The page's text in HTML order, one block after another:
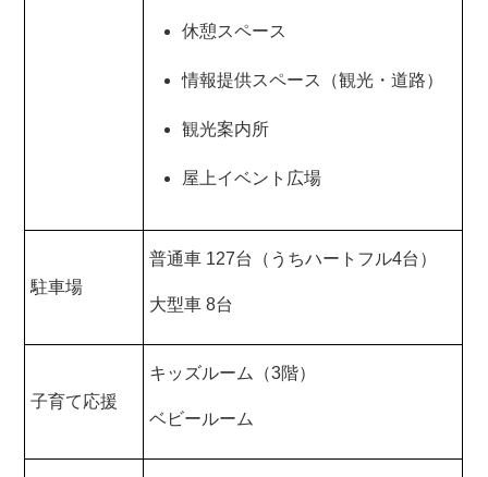
休憩スペース
情報提供スペース（観光・道路）
観光案内所
屋上イベント広場
駐車場
普通車 127台（うちハートフル4台）
大型車 8台
子育て応援
キッズルーム（3階）
ベビールーム